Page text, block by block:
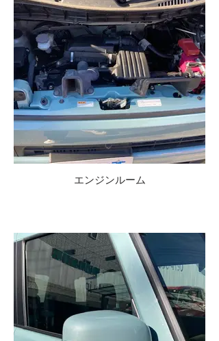
エンジンルーム